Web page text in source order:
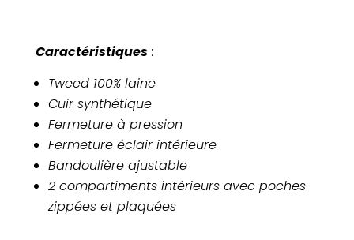
Caractéristiques:
Tweed 100% laine
Cuir synthétique
Fermeture à pression
Fermeture éclair intérieure
Bandoulière ajustable
2 compartiments intérieurs avec poches
zippées et plaquées